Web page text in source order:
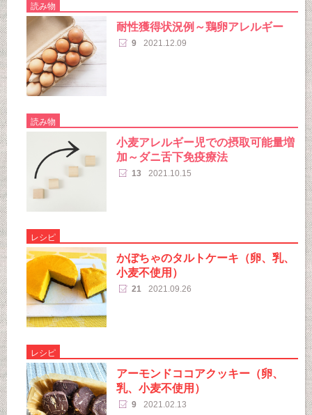
読み物
耐性獲得状況例～鶏卵アレルギー
9 2021.12.09
読み物
小麦アレルギー児での摂取可能量増
加～ダニ舌下免疫療法
13 2021.10.15
レシピ
かぼちゃのタルトケーキ（卵、乳、
小麦不使用）
21 2021.09.26
レシピ
アーモンドココアクッキー（卵、
乳、小麦不使用）
9 2021.02.13